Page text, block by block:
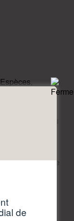
du cidre, du
ainsi que nos
des produits de
: visites
de